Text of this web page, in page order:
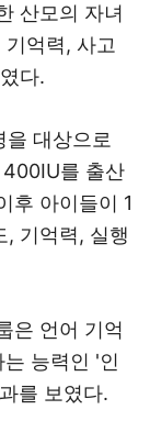
산모의 자녀
억력, 사고
다.
대상으로
를 출산
후 아이들이 1
, 기억력, 실행
은 언어 기억
능력인 '인
를 보였다.